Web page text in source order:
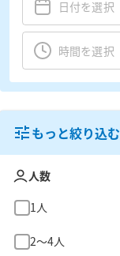
もっと絞り込む
人数
1人
2〜4人